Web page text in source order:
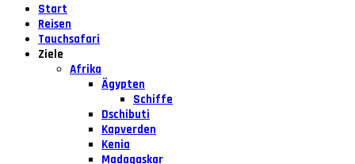
Start
Reisen
Tauchsafari
Ziele
Afrika
Ägypten
Schiffe
Dschibuti
Kapverden
Kenia
Madagaskar